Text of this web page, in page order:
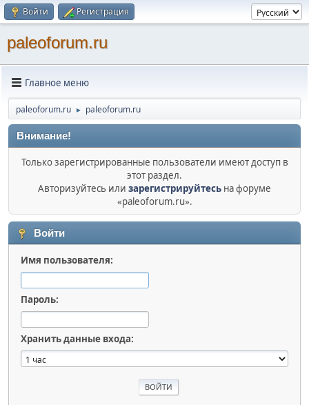
Войти Регистрация
paleoforum.ru
Главное меню
paleoforum.ru ► paleoforum.ru
Внимание!
Только зарегистрированные пользователи имеют доступ в
этот раздел.
Авторизуйтесь или зарегистрируйтесь на форуме
«paleoforum.ru».
Войти
Имя пользователя:
Пароль:
Хранить данные входа: